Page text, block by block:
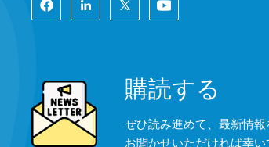
タッフと完全な光学処理システムを備え、 コ
ソリューションを顧客に提供します。 高精度
部品、高精度光学撮像レンズ、 および高出力
ザー部品。 WTSの製品には以下が含まれま
購読する
ぜひ読み進めて、最新情
お聞かせいただければ幸い